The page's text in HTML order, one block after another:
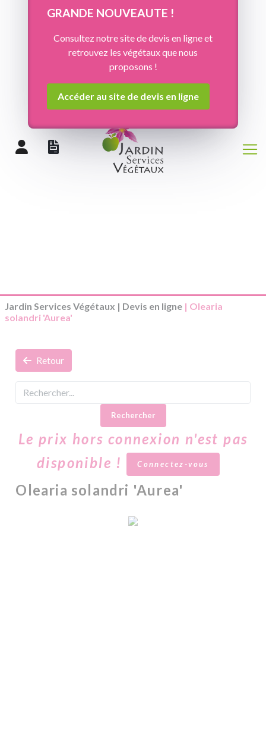
GRANDE NOUVEAUTE !
Consultez notre site de devis en ligne et
retrouvez les végétaux que nous
proposons !
Accéder au site de devis en ligne
Jardin Services Végétaux | Devis en ligne | Olearia
solandri 'Aurea'
Retour
Rechercher
Le prix hors connexion n'est pas
disponible !
Connectez-vous
Olearia solandri 'Aurea'
Panneau de gestion des cookies